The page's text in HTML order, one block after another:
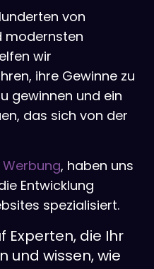
von
modernsten
wir
ihre Gewinne zu
gewinnen und ein
das sich von der
, haben uns
Entwicklung
spezialisiert.
Experten, die Ihr
und wissen, wie